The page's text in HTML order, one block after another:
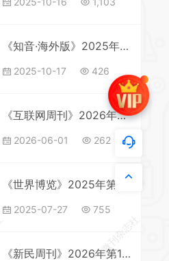
《知音·海外版》2025年第18期全彩精校PDF杂志下载
2025-10-17 426
《互联网周刊》2026年第10期全彩精校PDF杂志下载
2026-06-01 262
2025-07-27 755
《新民周刊》2026年第14期全彩精校PDF杂志下载
微刊杂志社